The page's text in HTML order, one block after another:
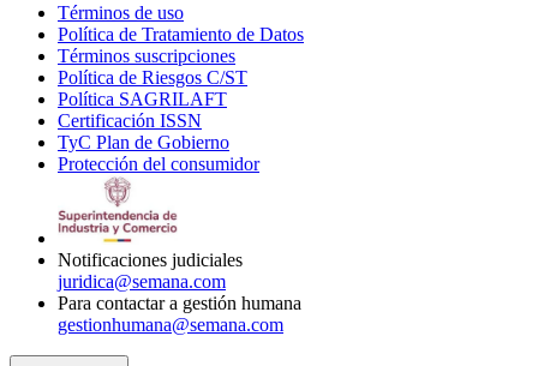
Términos de uso
in
new
window
Política de Tratamiento de Datos
Términos suscripciones
in
Política de Riesgos C/ST
Política SAGRILAFT
new
window
Certificación ISSN
in
new
TyC Plan de Gobierno
in
Protección del consumidorOpens
Notificaciones judiciales
juridica@semana.com
Para contactar a gestión humana
gestionhumana@semana.com